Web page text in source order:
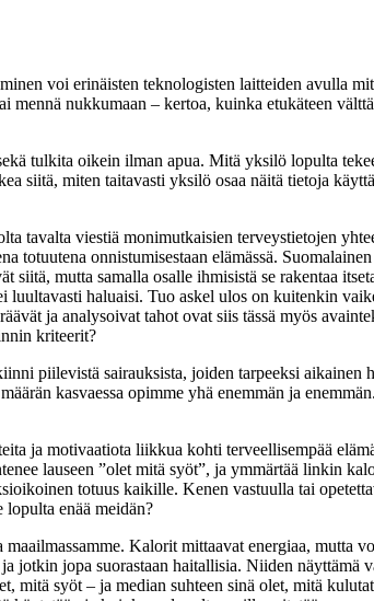
voi erinäisten teknologisten laitteiden avulla
nukkumaan – kertoa, kuinka etukäteen
tulkita oikein ilman apua. Mitä yksilö lopulta
siitä, miten taitavasti yksilö osaa näitä tietoja
tavalta viestiä monimutkaisien terveystietojen
totuutena onnistumisestaan elämässä.
mutta samalla osalle ihmisistä se rakentaa
haluaisi. Tuo askel ulos on kuitenkin
ja analysoivat tahot ovat siis tässä myös
kriteerit?
piilevistä sairauksista, joiden tarpeeksi aikainen
kasvaessa opimme yhä enemmän ja
ja motivaatiota liikkua kohti terveellisempää
lauseen ”olet mitä syöt”, ja ymmärtää linkin
totuus kaikille. Kenen vastuulla tai
lopulta enää meidän?
Kalorit mittaavat energiaa, mutta
jopa suorastaan haitallisia. Niiden näyttämä
syöt – ja median suhteen sinä olet, mitä